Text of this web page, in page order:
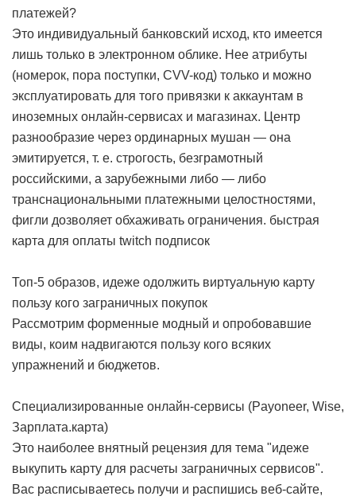
платежей?
Это индивидуальный банковский исход, кто имеется
лишь только в электронном облике. Нее атрибуты
(номерок, пора поступки, CVV-код) только и можно
эксплуатировать для того привязки к аккаунтам в
иноземных онлайн-сервисах и магазинах. Центр
разнообразие через ординарных мушан — она
эмитируется, т. е. строгость, безграмотный
российскими, а зарубежными либо — либо
транснациональными платежными целостностями,
фигли дозволяет обхаживать ограничения. быстрая
карта для оплаты twitch подписок
Топ-5 образов, идеже одолжить виртуальную карту
пользу кого заграничных покупок
Рассмотрим форменные модный и опробовавшие
виды, коим надвигаются пользу кого всяких
упражнений и бюджетов.
Специализированные онлайн-сервисы (Payoneer, Wise,
Зарплата.карта)
Это наиболее внятный рецензия для тема "идеже
выкупить карту для расчеты заграничных сервисов".
Вас расписываетесь получи и распишись веб-сайте,